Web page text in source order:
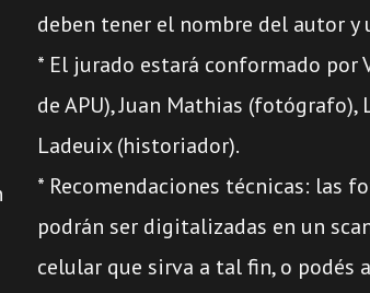
deben tener el nombre del autor y
* El jurado estará conformado por
de APU), Juan Mathias (fotógrafo),
Ladeuix (historiador).
* Recomendaciones técnicas: las
podrán ser digitalizadas en un
celular que sirva a tal fin, o podés